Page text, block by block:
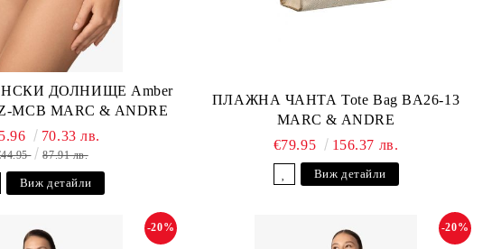
ДОЛНИЩЕ Amber
MCB MARC & ANDRE
70.33 лв.
87.91 лв.
Виж детайли
ПЛАЖНА ЧАНТА Tote Bag BA26-13
MARC & ANDRE
€79.95
156.37 лв.
Виж детайли
-20% -20%